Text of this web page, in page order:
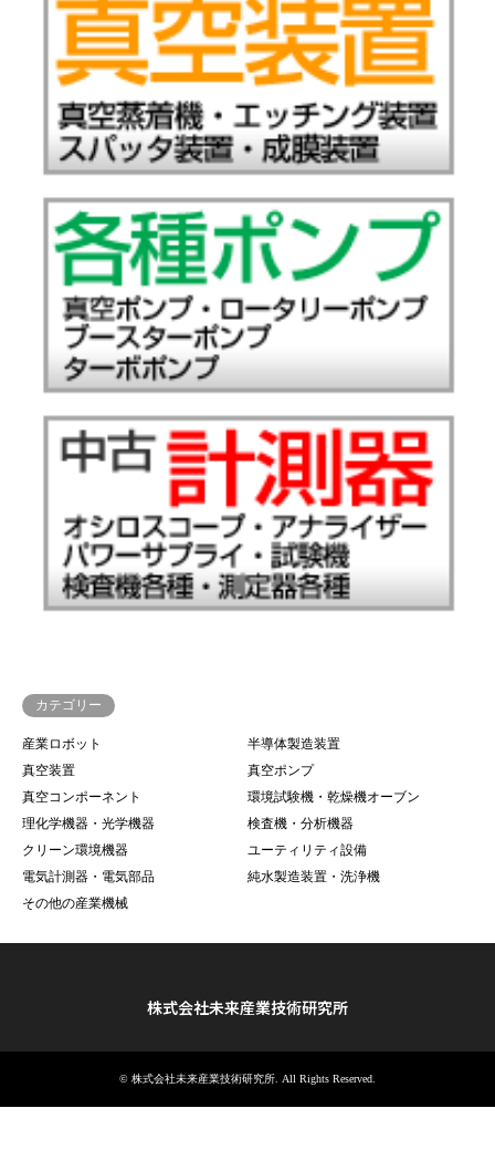
カテゴリー
産業ロボット
半導体製造装置
真空装置
真空ポンプ
真空コンポーネント
環境試験機・乾燥機オーブン
理化学機器・光学機器
検査機・分析機器
クリーン環境機器
ユーティリティ設備
電気計測器・電気部品
純水製造装置・洗浄機
その他の産業機械
株式会社未来産業技術研究所
© 株式会社未来産業技術研究所 . All Rights Reserved.